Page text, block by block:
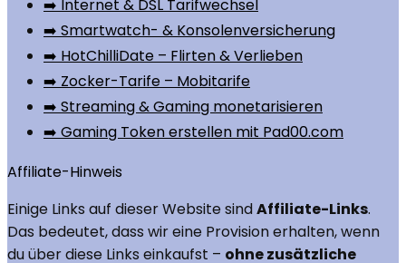
➡️ Internet & DSL Tarifwechsel
➡️ Smartwatch- & Konsolenversicherung
➡️ HotChilliDate – Flirten & Verlieben
➡️ Zocker-Tarife – Mobitarife
➡️ Streaming & Gaming monetarisieren
➡️ Gaming Token erstellen mit Pad00.com
Affiliate-Hinweis
Einige Links auf dieser Website sindAffiliate-Links.
Das bedeutet, dass wir eine Provision erhalten, wenn
du über diese Links einkaufst – ohne zusätzliche